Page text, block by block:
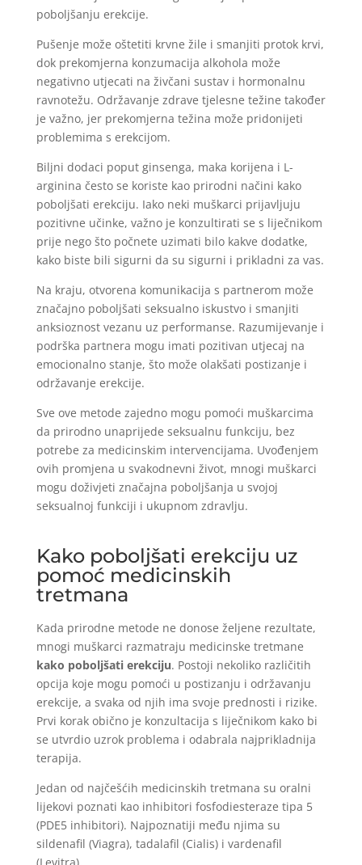
poboljšanju erekcije.
Pušenje može oštetiti krvne žile i smanjiti protok krvi,
dok prekomjerna konzumacija alkohola može
negativno utjecati na živčani sustav i hormonalnu
ravnotežu. Održavanje zdrave tjelesne težine također
je važno, jer prekomjerna težina može pridonijeti
problemima s erekcijom.
Biljni dodaci poput ginsenga, maka korijena i L-
arginina često se koriste kao prirodni načini kako
poboljšati erekciju. Iako neki muškarci prijavljuju
pozitivne učinke, važno je konzultirati se s liječnikom
prije nego što počnete uzimati bilo kakve dodatke,
kako biste bili sigurni da su sigurni i prikladni za vas.
Na kraju, otvorena komunikacija s partnerom može
značajno poboljšati seksualno iskustvo i smanjiti
anksioznost vezanu uz performanse. Razumijevanje i
podrška partnera mogu imati pozitivan utjecaj na
emocionalno stanje, što može olakšati postizanje i
održavanje erekcije.
Sve ove metode zajedno mogu pomoći muškarcima
da prirodno unaprijede seksualnu funkciju, bez
potrebe za medicinskim intervencijama. Uvođenjem
ovih promjena u svakodnevni život, mnogi muškarci
mogu doživjeti značajna poboljšanja u svojoj
seksualnoj funkciji i ukupnom zdravlju.
Kako poboljšati erekciju uz
pomoć medicinskih
tretmana
Kada prirodne metode ne donose željene rezultate,
mnogi muškarci razmatraju medicinske tretmane
kako poboljšati erekciju. Postoji nekoliko različitih
opcija koje mogu pomoći u postizanju i održavanju
erekcije, a svaka od njih ima svoje prednosti i rizike.
Prvi korak obično je konzultacija s liječnikom kako bi
se utvrdio uzrok problema i odabrala najprikladnija
terapija.
Jedan od najčešćih medicinskih tretmana su oralni
lijekovi poznati kao inhibitori fosfodiesteraze tipa 5
(PDE5 inhibitori). Najpoznatiji među njima su
sildenafil (Viagra), tadalafil (Cialis) i vardenafil